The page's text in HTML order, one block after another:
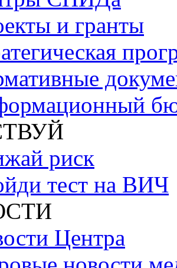
и гранты
риск
тест на ВИЧ
Центра